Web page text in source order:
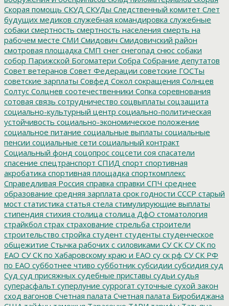
Скорая помощь СКУД СКУДы Следственный комитет Слет
будущих медиков служебная командировка служебные
собаки смертность смертность населения смерть на
рабочем месте СМИ Смидович Смидовичский район
смотровая площадка СМП снег снегопад снюс собаки
собор Парижской Богоматери Собра Собрание депутатов
Совет ветеранов Совет Федерации советские ГОСТы
советские зарплаты Совфед Сокол сокращения Солнцев
Солтус Солцнев соотечественники Сопка соревнования
сотовая связь сотрудничество соцвыплаты соцзащита
социально-культурный центр социально-политическая
устойчивость социально-экономическое положение
социальное питание социальные выплаты социальные
пенсии социальные сети социальный контракт
Социальный фонд соцопрос соцсети соя спасатели
спасение спецтранспорт СПИД спорт спортивная
акробатика спортивная площадка спорткомплекс
Справедливая Россия справка справки СПЧ среднее
образование средняя зарплата срок годности СССР старый
мост статистика статья стела стимулирующие выплаты
стипендия стихия столица столица ДфО стоматология
страйкбол страх страхование стрельба строители
строительство стройка студент студенты студенческое
общежитие Стычка рабочих с силовиками СУ СК СУ СК по
ЕАО СУ СК по Хабаровскому краю и ЕАО су ск рф СУ СК РФ
по ЕАО субботнее чтиво субботник субсидии субсидия суд
Суд суд присяжных судебные приставы судьи судья
суперасфальт суперлуние суррогат суточные сухой закон
сход вагонов Счетная палата Счетная палата Биробиджана